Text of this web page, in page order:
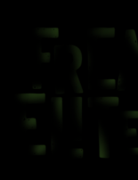
contenido